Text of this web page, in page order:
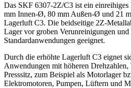
Das SKF 6307-2Z/C3 ist ein
mm Innen-Ø, 80 mm Außen-Ø und 21
Lagerluft C3. Die beidseitige 2Z-
Lager vor groben Verunreinigungen
Standardanwendungen geeignet.
Durch die erhöhte Lagerluft C3 eignet
Anwendungen mit höheren
Presssitz, zum Beispiel als Motorlager
Elektromotoren, Pumpen, Lüftern und